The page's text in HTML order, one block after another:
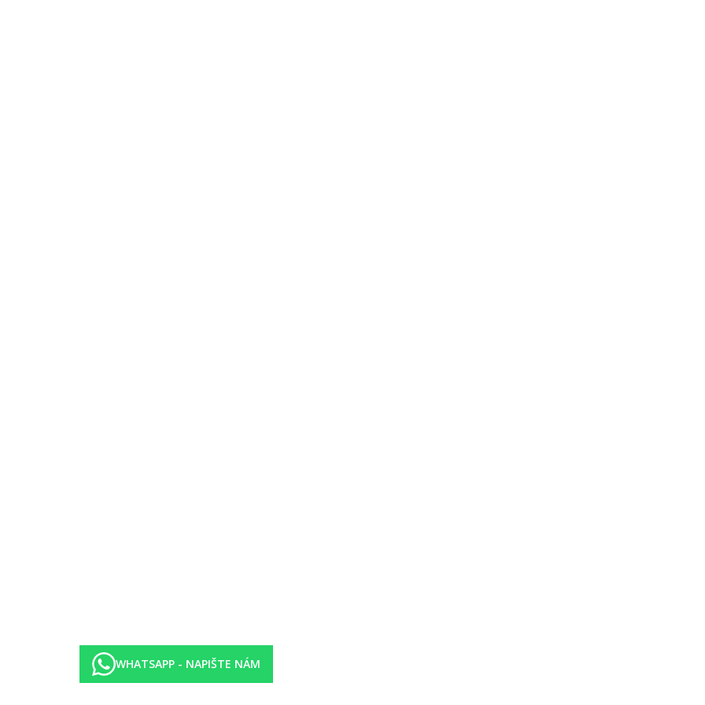
a ve 4 vedlejších budovách. V hotelu se nachází recepce otevřená 24 hodin denně (přihlášení je možné od 15:00 hodin, odhlášení do
O blaho hostů se stará restaurace (klimatizovaná). Wi-Fi je hotelovým hostům k dispozici zdarma. Zdravotní služba je za poplatek.
dětský bazének. Zde jsou k dispozici lehátka a slunečníky (zdarma).
služby jsou závislé na ročním období a na místních klimatických podmínkách. Jazyky: angličtina a francouzština. Kreditní karty: EC
10 km od hotelu. Nabídka wellness: sauna a hamam za poplatek. Slunečná terasa případně za poplatek.
balkónem nebo terasou, sejfem (zdarma) a satelit.TV s plochou obrazovkou a také centrálně řízenou klimatizací (od července
WHATSAPP - NAPIŠTE NÁM